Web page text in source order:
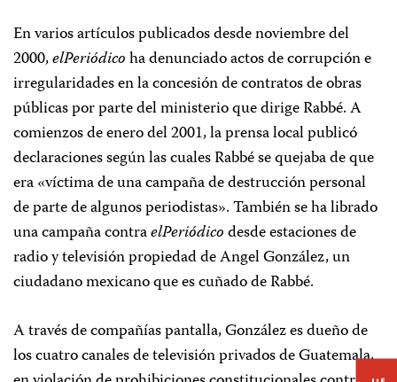
En varios artículos publicados desde noviembre del
2000,elPeriódicoha denunciado actos de corrupción e
irregularidades en la concesión de contratos de obras
públicas por parte del ministerio que dirige Rabbé. A
comienzos de enero del 2001, la prensa local publicó
declaraciones según las cuales Rabbé se quejaba de que
era «víctima de una campaña de destrucción personal
de parte de algunos periodistas». También se ha librado
una campaña contraelPeriódicodesde estaciones de
radio y televisión propiedad de Angel González, un
ciudadano mexicano que es cuñado de Rabbé.
A través de compañías pantalla, González es dueño de
los cuatro canales de televisión privados de Guatemala,